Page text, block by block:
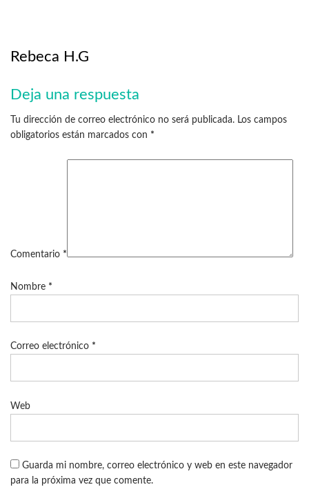
Rebeca H.G
Deja una respuesta
Tu dirección de correo electrónico no será publicada. Los campos
obligatorios están marcados con *
Comentario *
Nombre *
Correo electrónico *
Web
Guarda mi nombre, correo electrónico y web en este navegador
para la próxima vez que comente.